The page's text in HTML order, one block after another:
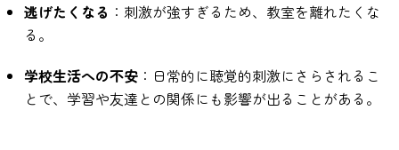
逃げたくなる ：刺激が強すぎるため、教室を離れたくな
る。
学校生活への不安 ：日常的に聴覚的刺激にさらされるこ
とで、学習や友達との関係にも影響が出ることがある。